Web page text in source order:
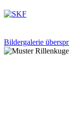
Bildergalerie